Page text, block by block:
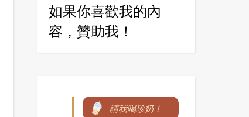
如果你喜歡我的內
容，贊助我！
請我喝珍奶！